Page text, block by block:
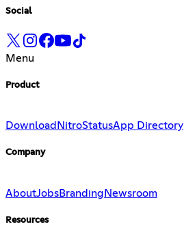
Social
Menu
Product
Download NitroStatusApp Directory
Company
AboutJobsBranding Newsroom
Resources